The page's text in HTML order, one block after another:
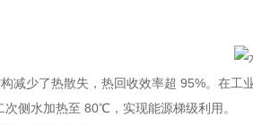
减少了热散失，热回收效率超 95%。在
侧水加热至 80℃，实现能源梯级利用。